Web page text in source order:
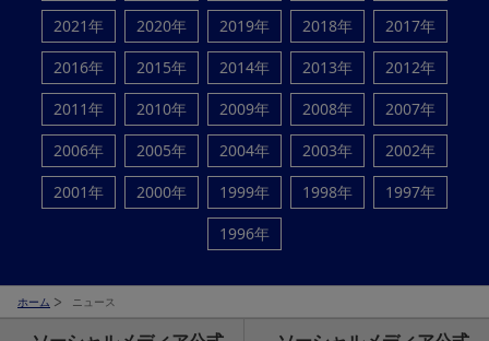
2021年
2020年 2019年 2018年
2017年
2016年
2015年 2014年 2013年
2012年
2011年
2010年 2009年 2008年
2007年
2006年
2005年 2004年 2003年
2002年
2001年
2000年 1999年 1998年
1997年
1996年
ホーム ニュース